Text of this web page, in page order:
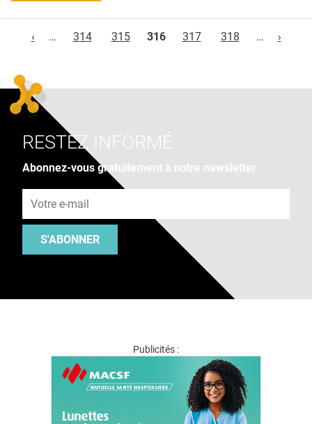
‹
… 314 315 316 317 318 … ›
RESTEZ INFORMÉ
Abonnez-vous gratuitement à notre newsletter
S'ABONNER
Publicités :